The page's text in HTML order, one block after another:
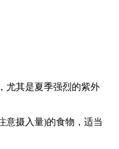
尤其是夏季强烈的紫外
意摄入量)的食物，适当